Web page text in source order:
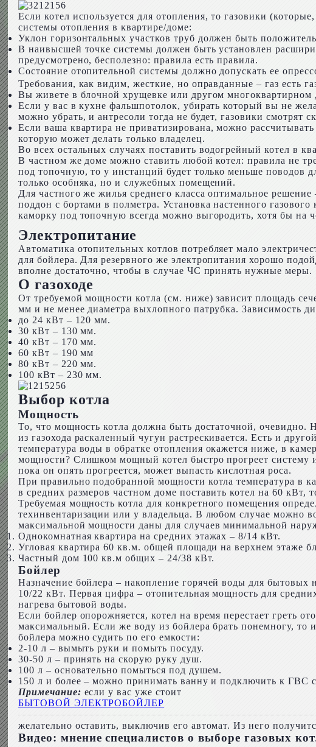
Если котел используется для отопления, то газовики
системы отопления в квартире/доме:
Уклон горизонтальных участков труб должен быть
В наивысшей точке системы должен быть установлен
предусмотрено, бесполезно: правила есть правила.
Состояние отопительной системы должно допускать ее
Требования, как видим, жесткие, но оправданные – газ есть
Вы живете в блочной хрущевке или другом многоквартирном
Если у вас в кухне фальшпотолок, убирать который вы не
можно убрать, и антресоли тогда не будет, газовики смотрят
Если ваша квартира не приватизирована, можно
которую может делать только владелец.
Во всех остальных случаях поставить водогрейный котел в
В частном же доме можно ставить любой котел: правила не
под топочную, то у инстанций будет только меньше поводов
только особняка, но и служебных помещений.
Для частного же жилья среднего класса оптимальное
поддон с бортами в полметра. Установка настенного
каморку под топочную всегда можно выгородить, хотя бы на
Электропитание
Автоматика отопительных котлов потребляет мало
для бойлера. Для резервного же электропитания хорошо
вполне достаточно, чтобы в случае ЧС принять нужные меры.
О газоходе
От требуемой мощности котла (см. ниже) зависит площадь
мм и не менее диаметра выхлопного патрубка. Зависимость
до 24 кВт – 120 мм.
30 кВт – 130 мм.
40 кВт – 170 мм.
60 кВт – 190 мм
80 кВт – 220 мм.
100 кВт – 230 мм.
Выбор котла
Мощность
То, что мощность котла должна быть достаточной,
из газохода раскаленный чугун растрескивается. Есть и
температура воды в обратке отопления окажется ниже, в
мощности? Слишком мощный котел быстро прогреет систему
пока он опять прогреется, может выпасть кислотная роса.
При правильно подобранной мощности котла температура в
в средних размеров частном доме поставить котел на 60 кВт,
Требуемая мощность котла для конкретного помещения
техинвентаризации или у владельца. В любом случае можно
максимальной мощности даны для случаев минимальной
Однокомнатная квартира на средних этажах – 8/14 кВт.
Угловая квартира 60 кв.м. общей площади на верхнем этаже
Частный дом 100 кв.м общих – 24/38 кВт.
Бойлер
Назначение бойлера – накопление горячей воды для
10/22 кВт. Первая цифра – отопительная мощность для
нагрева бытовой воды.
Если бойлер опорожняется, котел на время перестает греть
максимальный. Если же воду из бойлера брать понемногу, то
бойлера можно судить по его емкости:
2-10 л – вымыть руки и помыть посуду.
30-50 л – принять на скорую руку душ.
100 л – основательно помыться под душем.
150 л и более – можно принимать ванну и подключить к ГВС
Примечание: если у вас уже стоит
БЫТОВОЙ ЭЛЕКТРОБОЙЛЕР
желательно оставить, выключив его автомат. Из него
Видео: мнение специалистов о выборе газовых